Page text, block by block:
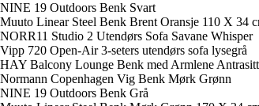
NINE 19 Outdoors Benk Svart
Muuto Linear Steel Benk Brent Oransje 110 X 34
NORR11 Studio 2 Utendørs Sofa Savane Whisper
Vipp 720 Open-Air 3-seters utendørs sofa lysegrå
HAY Balcony Lounge Benk med Armlene Antrasitt
Normann Copenhagen Vig Benk Mørk Grønn
NINE 19 Outdoors Benk Grå